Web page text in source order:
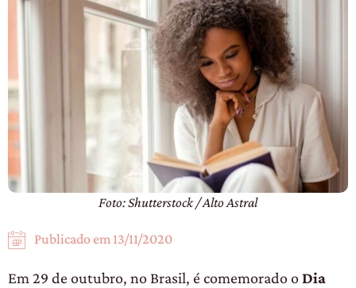
Foto: Shutterstock / Alto Astral
Publicado em 13/11/2020
Em 29 de outubro, no Brasil, é comemorado o Dia